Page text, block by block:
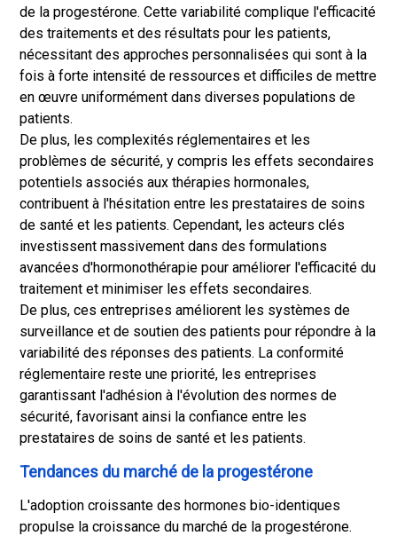
de la progestérone. Cette variabilité complique l'efficacité
des traitements et des résultats pour les patients,
nécessitant des approches personnalisées qui sont à la
fois à forte intensité de ressources et difficiles de mettre
en œuvre uniformément dans diverses populations de
patients.
De plus, les complexités réglementaires et les
problèmes de sécurité, y compris les effets secondaires
potentiels associés aux thérapies hormonales,
contribuent à l'hésitation entre les prestataires de soins
de santé et les patients. Cependant, les acteurs clés
investissent massivement dans des formulations
avancées d'hormonothérapie pour améliorer l'efficacité du
traitement et minimiser les effets secondaires.
De plus, ces entreprises améliorent les systèmes de
surveillance et de soutien des patients pour répondre à la
variabilité des réponses des patients. La conformité
réglementaire reste une priorité, les entreprises
garantissant l'adhésion à l'évolution des normes de
sécurité, favorisant ainsi la confiance entre les
prestataires de soins de santé et les patients.
Tendances du marché de la progestérone
L'adoption croissante des hormones bio-identiques
propulse la croissance du marché de la progestérone.